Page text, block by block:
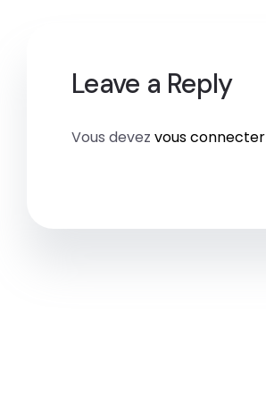
Leave a Reply
Vous devez vous connecter